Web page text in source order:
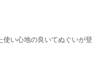
使い心地の良いてぬぐいが登